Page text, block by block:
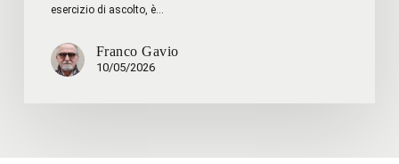
esercizio di ascolto, è…
Franco Gavio
10/05/2026